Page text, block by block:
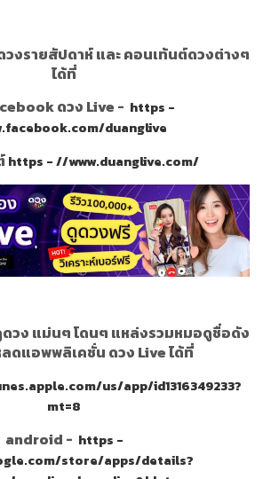
งรายสัปดาห์ และ คอนเท้นต์ดวงต่างๆ
ได้ที่
ดวง Live - https -
duanglive
https - //www.duanglive.com/
วง แม่นๆ โดนๆ แหล่งรวมหมอดูชื่อดัง
ลดแอพพลิเคชั่น ดวง Live ได้ที่
us/app/id1316349233?
mt=8
android - https -
store/apps/details?